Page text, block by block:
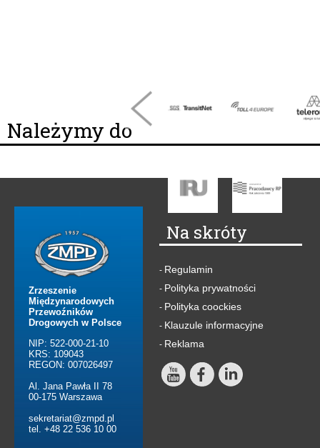
Należymy do
Zrzeszenie
Międzynarodowych
Przewoźników
Drogowych w Polsce
NIP: 522-000-21-10
KRS: 109043
REGON: 007026497
Al. Jana Pawła II 78
00-175 Warszawa
sekretariat@zmpd.pl
tel. +48 22 536 10 00
Na skróty
- Regulamin
- Polityka prywatności
- Polityka coockies
- Klauzule informacyjne
- Reklama